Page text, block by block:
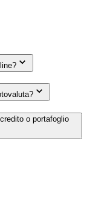
o portafoglio